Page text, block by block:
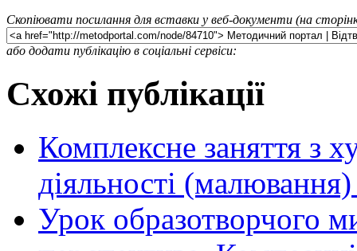
Скопіювати посилання для вставки у веб-документи (на
або додати публікацію в соціальні сервіси:
Схожі публікації
Комплексне заняття з
діяльності
Урок образотворчого